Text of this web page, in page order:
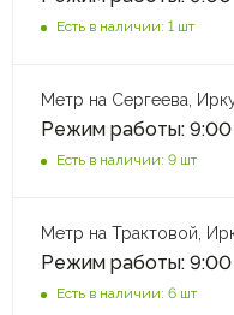
Есть в наличии: 1 шт
Метр на Сергеева,
Режим работы:
Есть в наличии: 9 шт
Метр на Трактовой,
Режим работы:
Есть в наличии: 6 шт